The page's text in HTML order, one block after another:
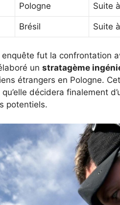
Pologne Suite
Brésil Suite
fut la confrontation
un stratagème
étrangers en Pologne.
décidera finalement
potentiels.